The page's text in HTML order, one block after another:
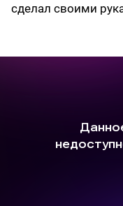
сделал своими